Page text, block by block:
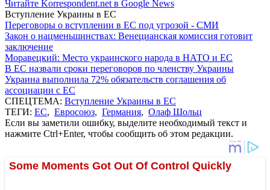
Читайте Korrespondent.net в Google News
Вступление Украины в ЕС
Переговоры о вступлении в ЕС под угрозой - СМИ
Закон о нацменьшинствах: Венецианская комиссия готовит
заключение
Моравецкий: Место украинского народа в НАТО и ЕС
В ЕС назвали сроки переговоров по членству Украины
Украина выполнила 72% обязательств соглашения об
ассоциации с ЕС
СПЕЦТЕМА: Вступление Украины в ЕС
ТЕГИ: ЕС, Евросоюз, Германия, Олаф Шольц
Если вы заметили ошибку, выделите необходимый текст и
нажмите Ctrl+Enter, чтобы сообщить об этом редакции.